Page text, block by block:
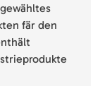
fär den